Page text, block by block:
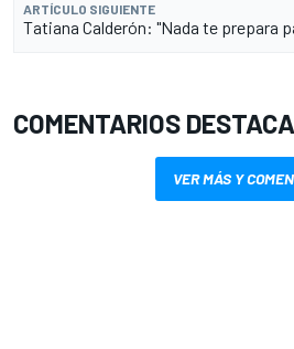
ARTÍCULO SIGUIENTE
Tatiana Calderón: "Nada te prepara
COMENTARIOS
VER MÁS Y